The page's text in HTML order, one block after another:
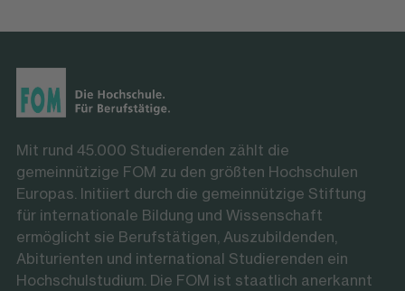
Mit rund 45.000 Studierenden zählt die
gemeinnützige FOM zu den größten Hochschulen
Europas. Initiiert durch die gemeinnützige Stiftung
für internationale Bildung und Wissenschaft
ermöglicht sie Berufstätigen, Auszubildenden,
Abiturienten und international Studierenden ein
Hochschulstudium. Die FOM ist staatlich anerkannt